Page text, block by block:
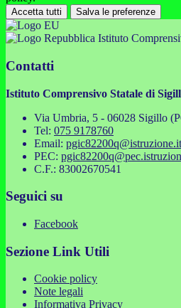
Accetta tutti Salva le preferenze
Istituto
Contatti
Istituto Comprensivo Statale di
Via Umbria, 5 - 06028 Sigillo
Tel: 075 9178760
Email: pgic82200q@istruzione.it
PEC:
C.F.: 83002670541
Seguici su
Facebook
Sezione Link Utili
Cookie policy
Note legali
Informativa Privacy